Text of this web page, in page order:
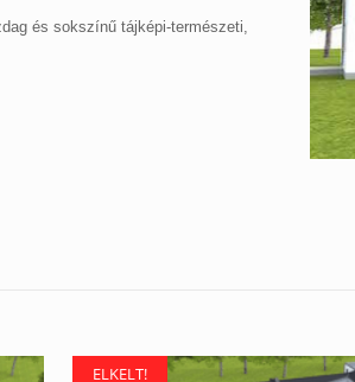
és sokszínű tájképi-természeti,
ELKELT!